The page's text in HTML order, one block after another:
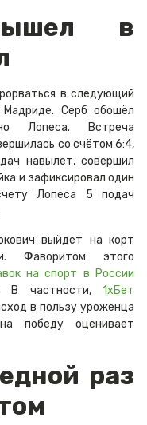
в
в следующий
Серб обошёл
Лопеса. Встреча
со счётом 6:4,
навылет, совершил
и зафиксировал один
Лопеса 5 подач
выйдет на корт
Фаворитом этого
на спорт в России
В частности, 1хБет
в пользу уроженца
победу оценивает
раз